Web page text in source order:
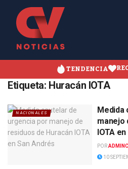
TENDENCIA
Etiqueta: Huracán IOTA
NACIONALES
Medida
manejo
IOTA
POR
10